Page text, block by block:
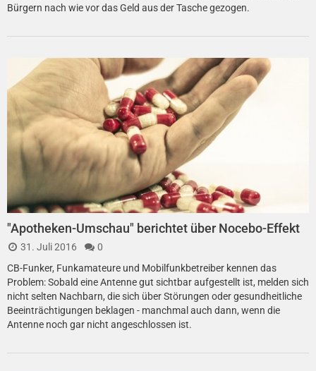
Bürgern nach wie vor das Geld aus der Tasche gezogen.
"Apotheken-Umschau" berichtet über Nocebo-Effekt
31. Juli 2016
0
CB-Funker, Funkamateure und Mobilfunkbetreiber kennen das
Problem: Sobald eine Antenne gut sichtbar aufgestellt ist, melden sich
nicht selten Nachbarn, die sich über Störungen oder gesundheitliche
Beeinträchtigungen beklagen - manchmal auch dann, wenn die
Antenne noch gar nicht angeschlossen ist.